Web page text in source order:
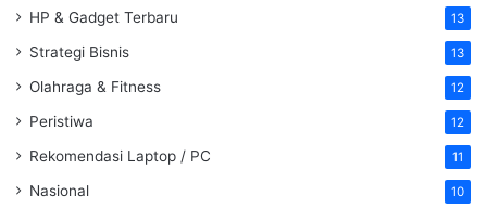
HP & Gadget Terbaru 13
Strategi Bisnis 13
Olahraga & Fitness 12
Peristiwa 12
Rekomendasi Laptop / PC 11
Nasional 10